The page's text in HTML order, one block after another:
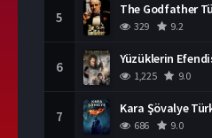
5 The Godfather
329 9.2
6 Yüzüklerin
1,225 9.0
7 Kara Şövalye
686 9.0